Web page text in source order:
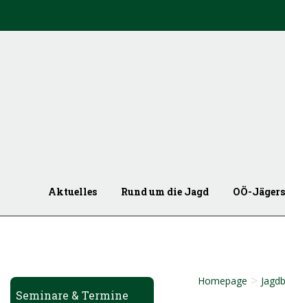
Aktuelles Rund um die Jagd OÖ-
Seminare & Termine
Homepage >